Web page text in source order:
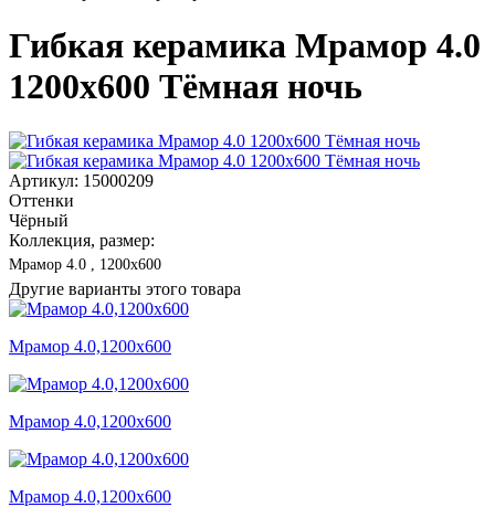
Гибкая керамика Мрамор 4.0
1200x600 Тёмная ночь
Артикул: 15000209
Оттенки
Чёрный
Коллекция, размер:
Мрамор 4.0 , 1200x600
Другие варианты этого товара
Мрамор 4.0,1200x600
Мрамор 4.0,1200x600
Мрамор 4.0,1200x600